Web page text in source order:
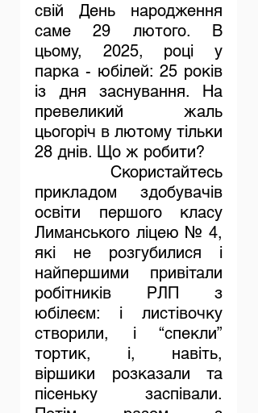
свій День народження
саме 29 лютого. В
цьому, 2025, році у
парка - юбілей: 25 років
із дня заснування. На
превеликий жаль
цьогоріч в лютому тільки
28 днів. Що ж робити?
прикладом здобувачів
освіти першого класу
Лиманського ліцею № 4,
які не розгубилися і
найпершими привітали
робітників РЛП з
юбілеєм: і листівочку
створили, і “спекли”
тортик, і, навіть,
віршики розказали та
пісеньку заспівали.